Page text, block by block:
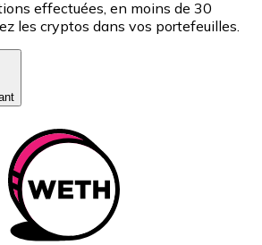
effectuées, en moins de 30
les cryptos dans vos portefeuilles.